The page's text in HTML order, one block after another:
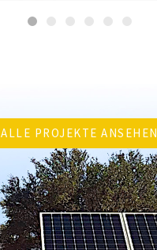
ALLE PROJEKTE ANSEHEN